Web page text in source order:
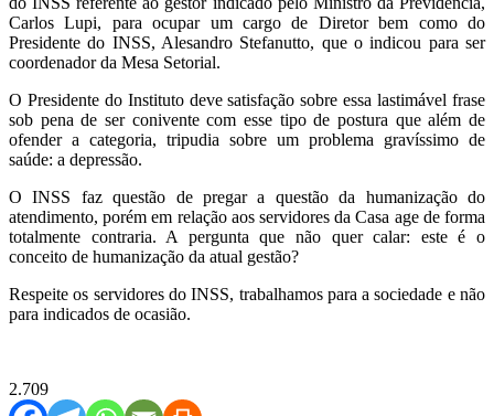
Carlos Lupi, para ocupar um cargo de Diretor bem como do
Presidente do INSS, Alesandro Stefanutto, que o indicou para ser
coordenador da Mesa Setorial.
O Presidente do Instituto deve satisfação sobre essa lastimável frase
sob pena de ser conivente com esse tipo de postura que além de
ofender a categoria, tripudia sobre um problema gravíssimo de
saúde: a depressão.
O INSS faz questão de pregar a questão da humanização do
atendimento, porém em relação aos servidores da Casa age de forma
totalmente contraria. A pergunta que não quer calar: este é o
conceito de humanização da atual gestão?
Respeite os servidores do INSS, trabalhamos para a sociedade e não
para indicados de ocasião.
2.709